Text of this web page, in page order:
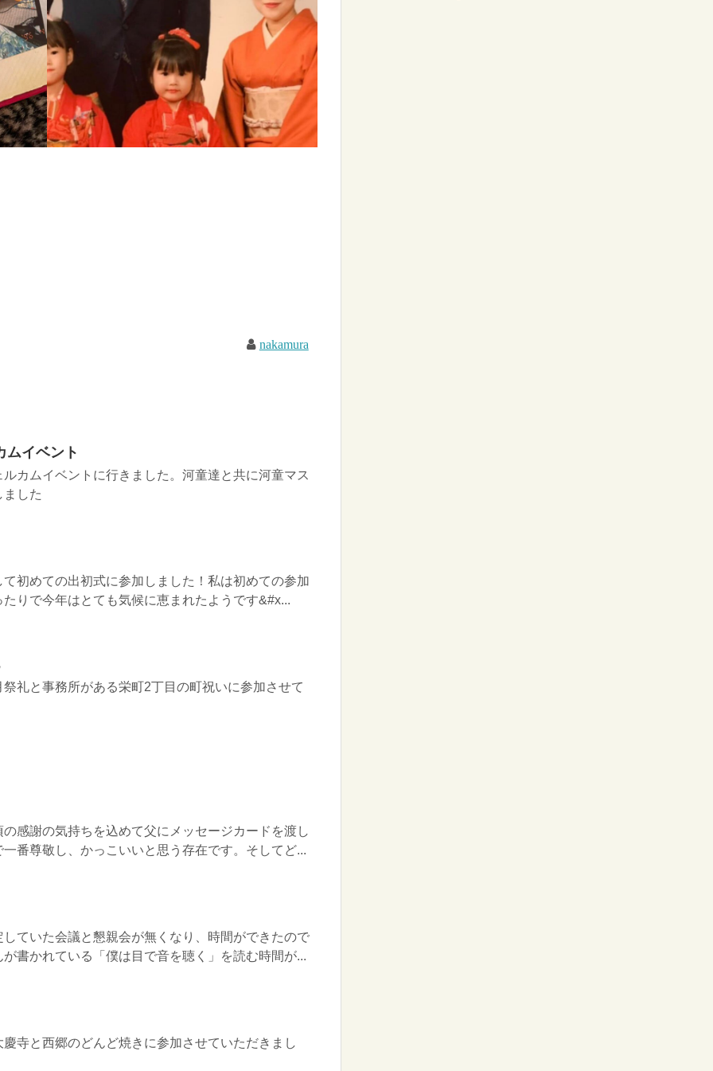
nakamura
ムイベント
カムイベントに行きました。河童達と共に河童マス
した
初めての出初式に参加しました！私は初めての参加
りで今年はとても気候に恵まれたようです&#x...
礼と事務所がある栄町2丁目の町祝いに参加させて
感謝の気持ちを込めて父にメッセージカードを渡し
番尊敬し、かっこいいと思う存在です。そしてど...
ていた会議と懇親会が無くなり、時間ができたので
書かれている「僕は目で音を聴く」を読む時間が...
寺と西郷のどんど焼きに参加させていただきまし